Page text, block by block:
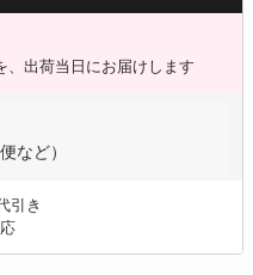
、出荷当日にお届けします
など）
引き